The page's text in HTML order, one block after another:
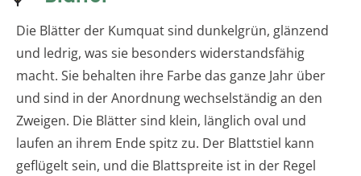
Die Blätter der Kumquat sind dunkelgrün, glänzend
und ledrig, was sie besonders widerstandsfähig
macht. Sie behalten ihre Farbe das ganze Jahr über
und sind in der Anordnung wechselständig an den
Zweigen. Die Blätter sind klein, länglich oval und
laufen an ihrem Ende spitz zu. Der Blattstiel kann
geflügelt sein, und die Blattspreite ist in der Regel